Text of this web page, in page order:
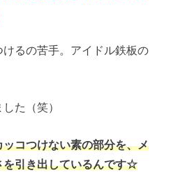
けるの苦手。アイドル鉄板の
た（笑）
コつけない素の部分を、メ
を引き出しているんです☆